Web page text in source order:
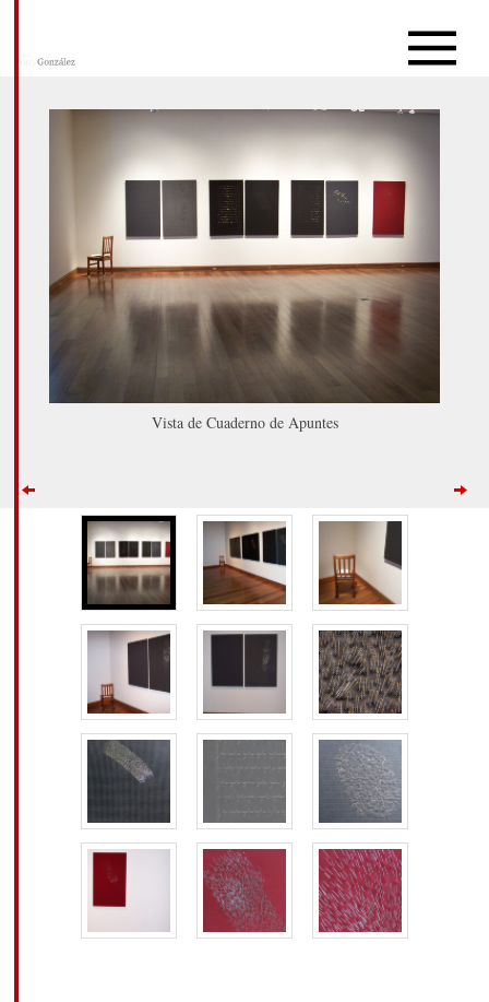
Vista de Cuaderno de Apuntes